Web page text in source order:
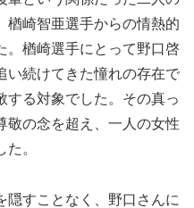
楢崎智亜選手からの情熱的
。楢崎選手にとって野口啓
い続けてきた憧れの存在で
する対象でした。その真っ
敬の念を超え、一人の女性
。
隠すことなく、野口さんに